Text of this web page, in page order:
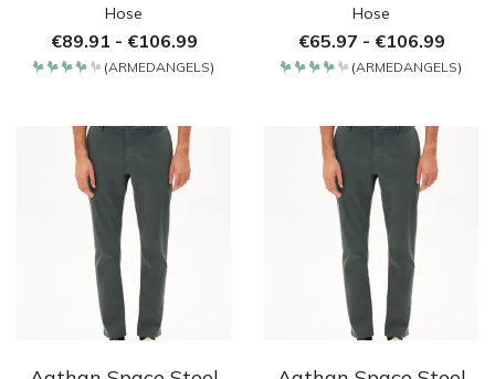
Hose
€89.91 - €106.99
(ARMEDANGELS)
Hose
€65.97 - €106.99
(ARMEDANGELS)